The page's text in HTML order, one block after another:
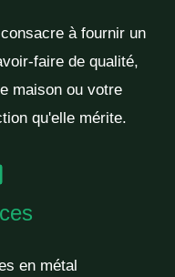
à fournir un
faire de qualité,
maison ou votre
qu'elle mérite.
en métal